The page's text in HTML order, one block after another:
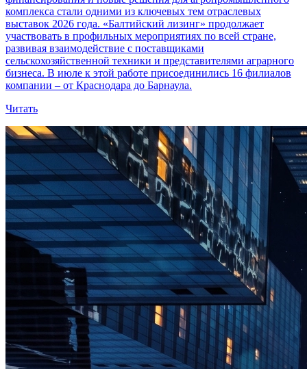
комплекса стали одними из ключевых тем отраслевых
выставок 2026 года. «Балтийский лизинг» продолжает
участвовать в профильных мероприятиях по всей стране,
развивая взаимодействие с поставщиками
сельскохозяйственной техники и представителями аграрного
бизнеса. В июле к этой работе присоединились 16 филиалов
компании – от Краснодара до Барнаула.
Читать